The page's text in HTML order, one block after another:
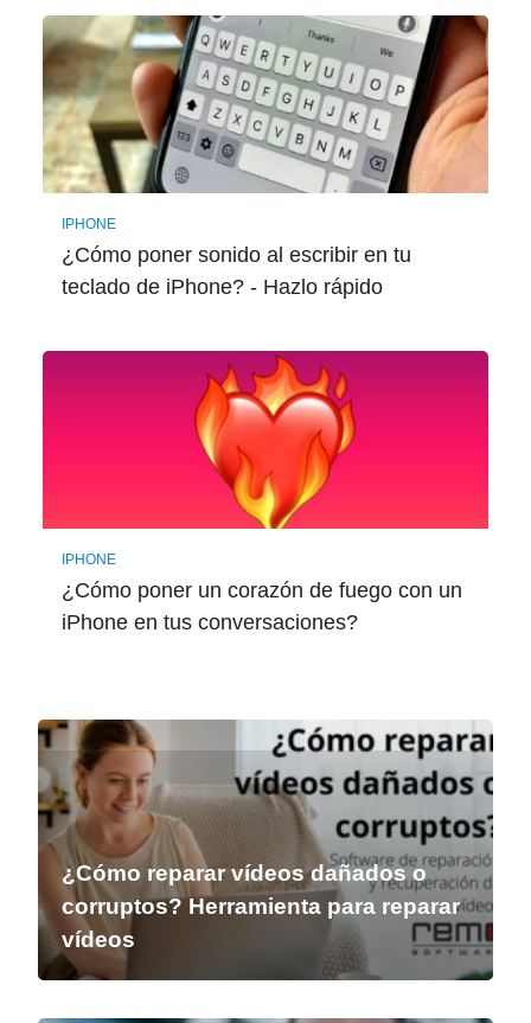
IPHONE
¿Cómo poner sonido al escribir en tu
teclado de iPhone? - Hazlo rápido
IPHONE
¿Cómo poner un corazón de fuego con un
iPhone en tus conversaciones?
¿Cómo reparar vídeos dañados o
corruptos? Herramienta para reparar
vídeos